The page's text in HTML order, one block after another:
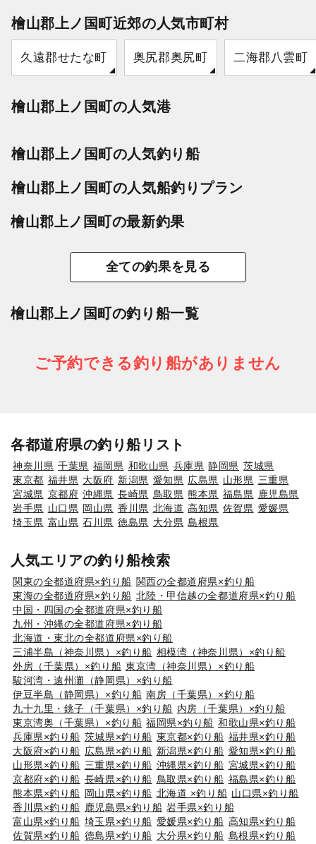
檜山郡上ノ国町近郊の人気市町村
久遠郡せたな町 奥尻郡奥尻町 二海郡八雲町
檜山郡上ノ国町の人気港
檜山郡上ノ国町の人気釣り船
檜山郡上ノ国町の人気船釣りプラン
檜山郡上ノ国町の最新釣果
全ての釣果を見る
檜山郡上ノ国町の釣り船一覧
ご予約できる釣り船がありません
各都道府県の釣り船リスト
神奈川県 千葉県 福岡県 和歌山県 兵庫県 静岡県 茨城県
東京都 福井県 大阪府 新潟県 愛知県 広島県 山形県 三重県
宮城県 京都府 沖縄県 長崎県 鳥取県 熊本県 福島県
鹿児島県
岩手県 山口県 岡山県 香川県 北海道 高知県 佐賀県 愛媛県
埼玉県 富山県 石川県 徳島県 大分県 島根県
人気エリアの釣り船検索
関東の全都道府県×釣り船 関西の全都道府県×釣り船
東海の全都道府県×釣り船 北陸・甲信越の全都道府県×釣り船
中国・四国の全都道府県×釣り船
九州・沖縄の全都道府県×釣り船
北海道・東北の全都道府県×釣り船
三浦半島（神奈川県）×釣り船 相模湾（神奈川県）×釣り船
外房（千葉県）×釣り船 東京湾（神奈川県）×釣り船
駿河湾・遠州灘（静岡県）×釣り船
伊豆半島（静岡県）×釣り船 南房（千葉県）×釣り船
九十九里・銚子（千葉県）×釣り船 内房（千葉県）×釣り船
東京湾奥（千葉県）×釣り船 福岡県×釣り船 和歌山県×釣り船
兵庫県×釣り船 茨城県×釣り船 東京都×釣り船 福井県×釣り船
大阪府×釣り船 広島県×釣り船 新潟県×釣り船 愛知県×釣り船
山形県×釣り船 三重県×釣り船 沖縄県×釣り船 宮城県×釣り船
京都府×釣り船 長崎県×釣り船 鳥取県×釣り船 福島県×釣り船
熊本県×釣り船 岡山県×釣り船 北海道 ×釣り船 山口県×釣り船
香川県×釣り船 鹿児島県×釣り船 岩手県×釣り船
富山県×釣り船 埼玉県×釣り船 愛媛県×釣り船 高知県×釣り船
佐賀県×釣り船 徳島県×釣り船 大分県×釣り船 島根県×釣り船